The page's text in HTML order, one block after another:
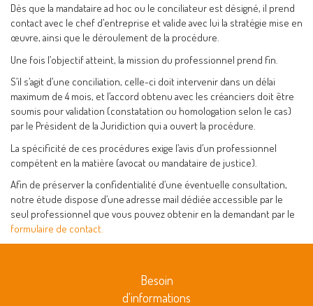
Dès que la mandataire ad hoc ou le conciliateur est désigné, il prend
contact avec le chef d’entreprise et valide avec lui la stratégie mise en
œuvre, ainsi que le déroulement de la procédure.
Une fois l’objectif atteint, la mission du professionnel prend fin.
S’il s’agit d’une conciliation, celle-ci doit intervenir dans un délai
maximum de 4 mois, et l’accord obtenu avec les créanciers doit être
soumis pour validation (constatation ou homologation selon le cas)
par le Président de la Juridiction qui a ouvert la procédure.
La spécificité de ces procédures exige l’avis d’un professionnel
compétent en la matière (avocat ou mandataire de justice).
Afin de préserver la confidentialité d’une éventuelle consultation,
notre étude dispose d’une adresse mail dédiée accessible par le
seul professionnel que vous pouvez obtenir en la demandant par le
formulaire de contact.
Besoin
d'informations